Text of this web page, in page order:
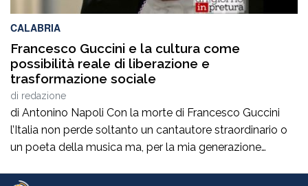
CALABRIA
Francesco Guccini e la cultura come
possibilità reale di liberazione e
trasformazione sociale
di redazione
di Antonino Napoli Con la morte di Francesco Guccini
l’Italia non perde soltanto un cantautore straordinario o
un poeta della musica ma, per la mia generazione
ne va un autentico riferimento culturale, uno di quei